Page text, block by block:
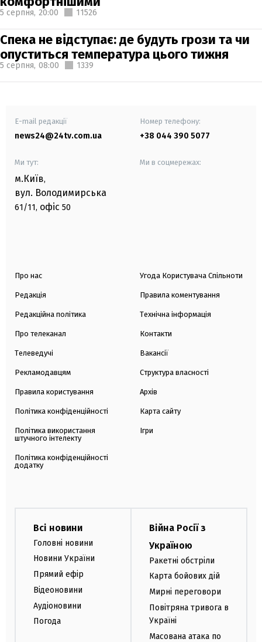
5 серпня, 20:00 11526
Спека не відступає: де будуть грози та чи
опуститься температура цього тижня
5 серпня, 08:00 1339
E-mail редакції
news24@24tv.com.ua
Номер телефону:
+38 044 390 5077
Ми тут:
м.Київ,
вул. Володимирська
61/11, офіс 50
Ми в соцмережах:
Про нас
Редакція
Редакційна політика
Про телеканал
Телеведучі
Рекламодавцям
Правила користування
Політика конфіденційності
Політика використання
штучного інтелекту
Політика конфіденційності
додатку
Угода Користувача Спільноти
Правила коментування
Технічна інформація
Контакти
Вакансії
Структура власності
Архів
Карта сайту
Ігри
Всі новини
Головні новини
Новини України
Прямий ефір
Відеоновини
Аудіоновини
Погода
Війна Росії з
Україною
Ракетні обстріли
Карта бойових дій
Мирні переговори
Повітряна тривога в
Україні
Масована атака по